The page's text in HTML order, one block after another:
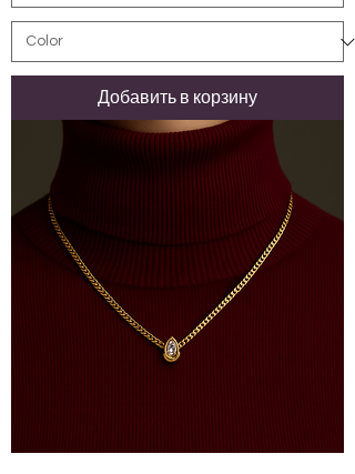
Добавить в корзину